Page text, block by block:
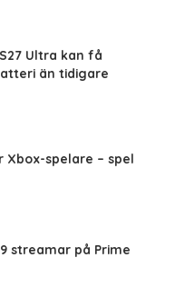
Ultra kan få
än tidigare
spelare – spel
streamar på Prime